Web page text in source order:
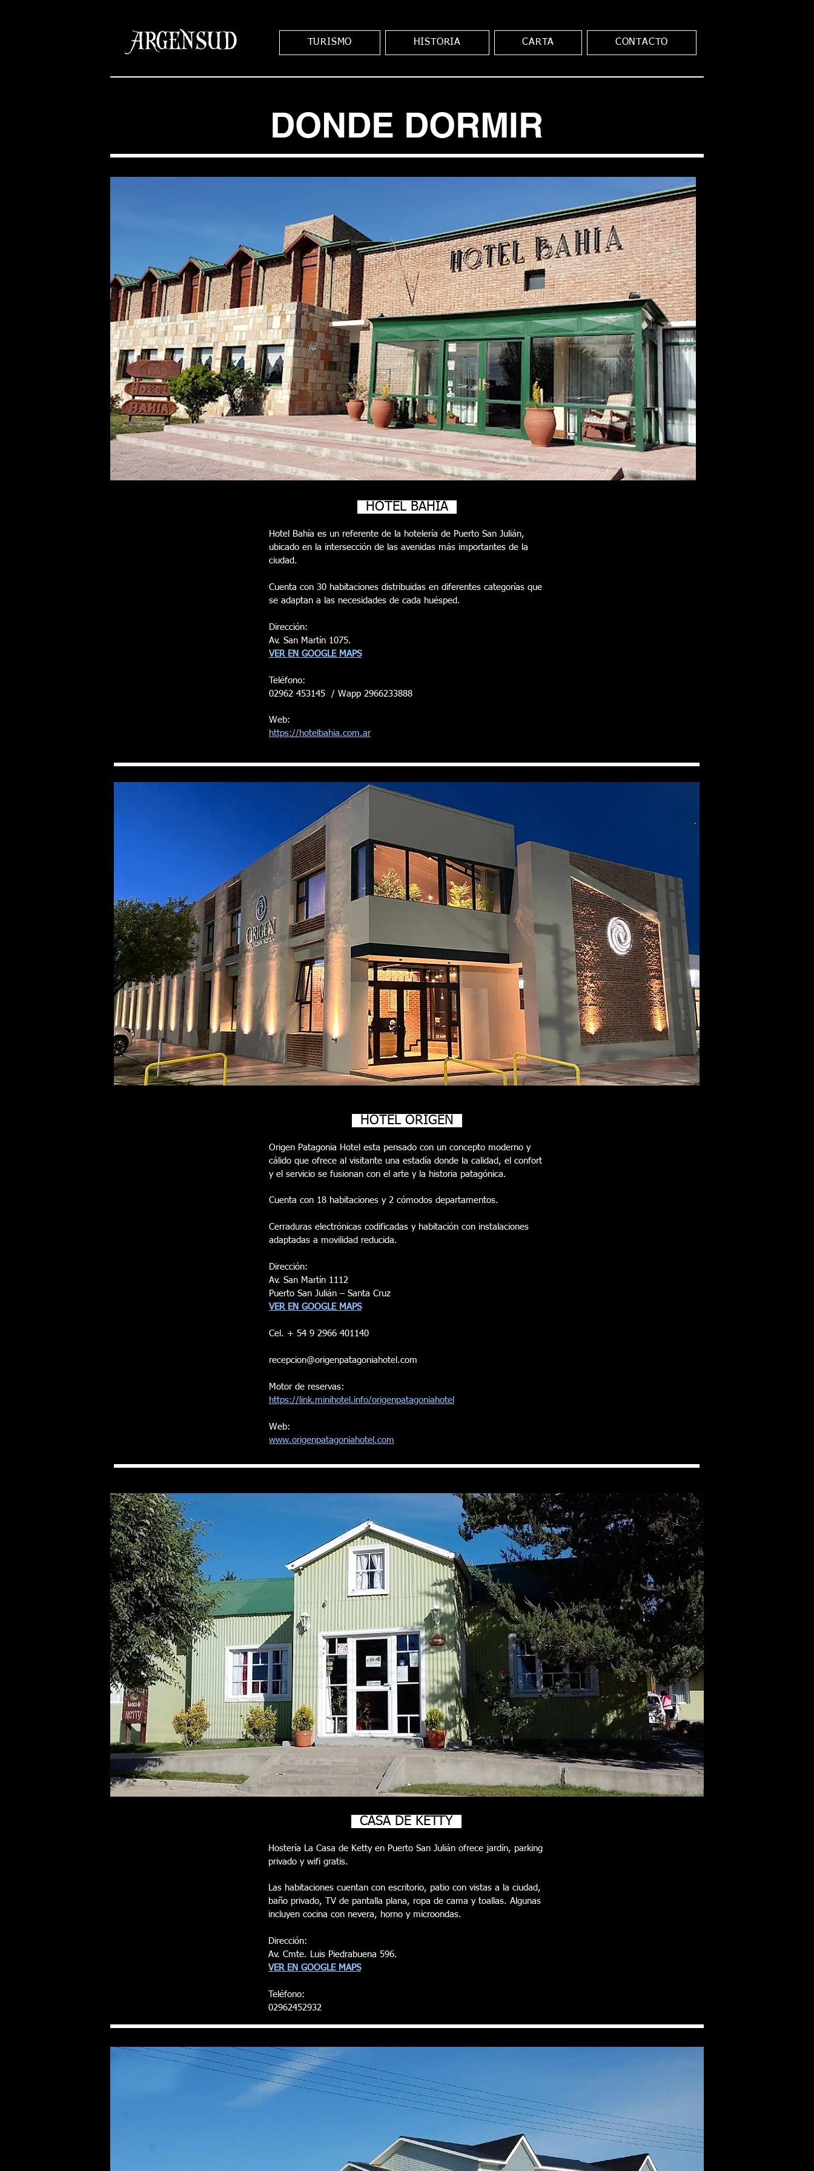
TURISMO HISTORIA CARTA CONTACTO
DONDE DORMIR
HOTEL BAHIA
Hotel Bahía es un referente de la hotelería de Puerto San Julián,
ubicado en la intersección de las avenidas más importantes de la
ciudad.
Cuenta con 30 habitaciones distribuidas en diferentes categorías que
se adaptan a las necesidades de cada huésped.
Dirección:
Av. San Martín 1075.
VER EN GOOGLE MAPS
Teléfono:
02962 453145 / Wapp 2966233888
Web:
https://hotelbahia.com.ar
HOTEL ORIGEN
Origen Patagonia Hotel esta pensado con un concepto moderno y
cálido que ofrece al visitante una estadía donde la calidad, el confort
y el servicio se fusionan con el arte y la historia patagónica.
Cuenta con 18 habitaciones y 2 cómodos departamentos.
Cerraduras electrónicas codificadas y habitación con instalaciones
adaptadas a movilidad reducida.
Dirección:
Av. San Martín 1112
Puerto San Julián – Santa Cruz
VER EN GOOGLE MAPS
Cel. + 54 9 2966 401140
recepcion@origenpatagoniahotel.com
Motor de reservas:
https://link.minihotel.info/origenpatagoniahotel
Web:
www.origenpatagoniahotel.com
CASA DE KETTY
Hostería La Casa de Ketty en Puerto San Julián ofrece jardín, parking
privado y wifi gratis.
Las habitaciones cuentan con escritorio, patio con vistas a la ciudad,
baño privado, TV de pantalla plana, ropa de cama y toallas. Algunas
incluyen cocina con nevera, horno y microondas.
Dirección:
Av. Cmte. Luis Piedrabuena 596.
VER EN GOOGLE MAPS
Teléfono:
02962452932